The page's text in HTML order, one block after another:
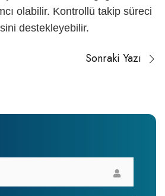
olabilir. Kontrollü takip süreci
destekleyebilir.
Sonraki Yazı